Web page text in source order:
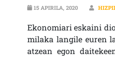
15 APIRILA, 2020
Ekonomiari eskaini
milaka langile euren
atzean egon